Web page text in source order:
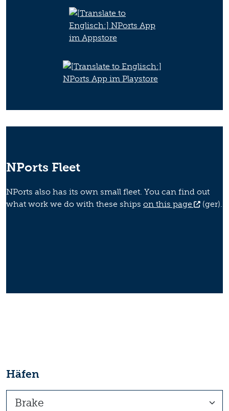
NPorts Fleet
NPorts also has its own small fleet. You can find out
what work we do with these ships on this page (ger).
Häfen